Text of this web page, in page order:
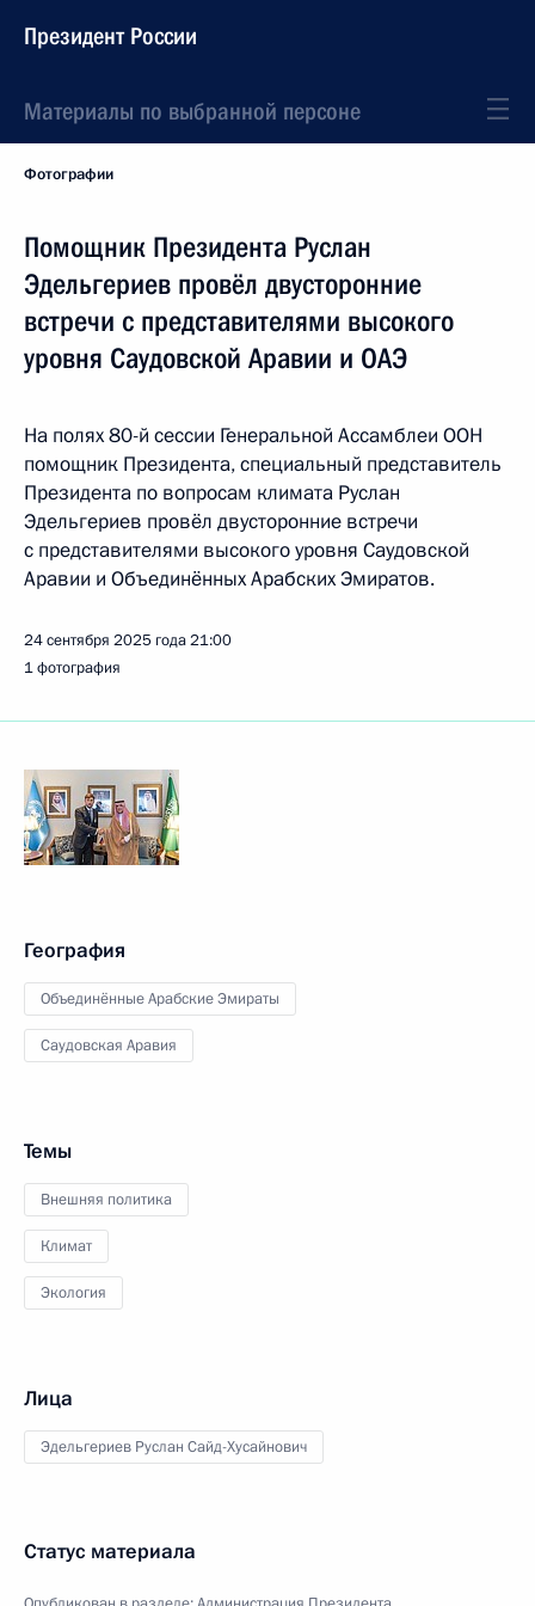
Президент России
Материалы по выбранной персоне
Фотографии
Помощник Президента Руслан
Эдельгериев провёл двусторонние
встречи с представителями высокого
уровня Саудовской Аравии и ОАЭ
На полях 80-й сессии Генеральной Ассамблеи ООН
помощник Президента, специальный представитель
Президента по вопросам климата Руслан
Эдельгериев провёл двусторонние встречи
с представителями высокого уровня Саудовской
Аравии и Объединённых Арабских Эмиратов.
24 сентября 2025 года21:00
1 фотография
География
Объединённые Арабские Эмираты
Саудовская Аравия
Темы
Внешняя политика
Климат
Экология
Лица
Эдельгериев Руслан Сайд-Хусайнович
Статус материала